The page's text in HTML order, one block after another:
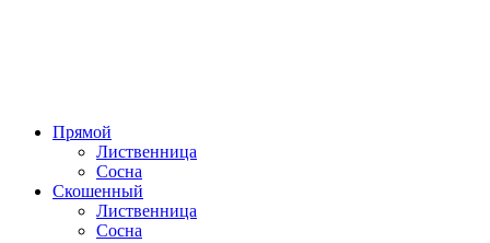
Прямой
Лиственница
Сосна
Скошенный
Лиственница
Сосна